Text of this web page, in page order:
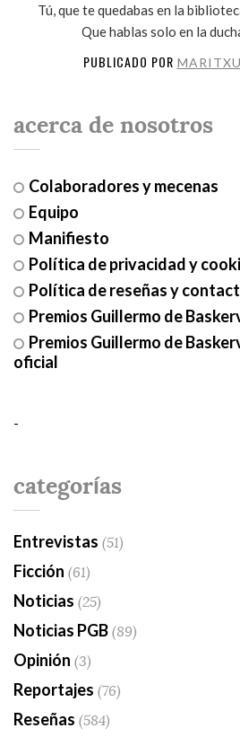
Tú, que te quedabas en la
Que hablas solo en la
PUBLICADO POR
acerca de nosotros
Colaboradores y mecenas
Equipo
Manifiesto
Política de privacidad y
Política de reseñas y
Premios Guillermo de
Premios Guillermo de
oficial
-
categorías
Entrevistas (51)
Ficción (61)
Noticias (25)
Noticias PGB(89)
Opinión (3)
Reportajes (76)
Reseñas (584)